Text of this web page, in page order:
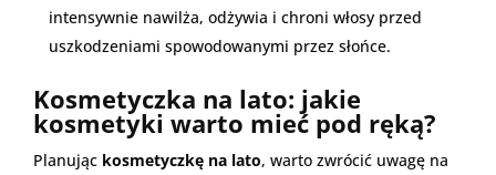
intensywnie nawilża, odżywia i chroni włosy przed
uszkodzeniami spowodowanymi przez słońce.
Kosmetyczka na lato: jakie
kosmetyki warto mieć pod ręką?
Planując kosmetyczkę na lato, warto zwrócić uwagę na